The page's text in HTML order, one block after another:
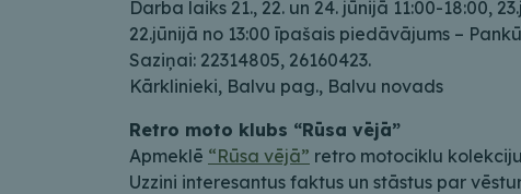
Darba laiks 21., 22. un 24. jūnijā 11:00-18:00,
22.jūnijā no 13:00 īpašais piedāvājums –
Saziņai: 22314805, 26160423.
Kārklinieki, Balvu pag., Balvu novads
Retro moto klubs “Rūsa vējā”
Apmeklē “Rūsa vējā” retro motociklu
Uzzini interesantus faktus un stāstus par